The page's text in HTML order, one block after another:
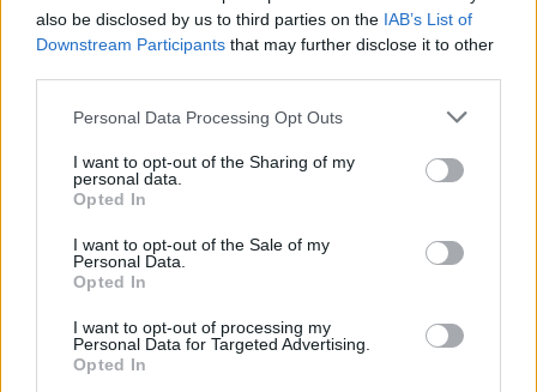
also be disclosed by us to third parties on the IAB’s List of
Downstream Participants that may further disclose it to other
Please note that this website/app uses one or more Google
not limited to your visit or usage behaviour. You may click to
grant or deny consent to Google and its third-party tags to
use your data for below specified purposes in below Google
consent section.
Personal Data Processing Opt Outs
I want to opt-out of the Sharing of my
personal data.
Opted In
I want to opt-out of the Sale of my
Personal Data.
Opted In
I want to opt-out of processing my
Personal Data for Targeted Advertising.
Opted In
tempóban emelkedik,
helyben, az egyetlen
kötelező biztosításának
forint fölé is nőhet. Ennek egyik oka a biztosítókra kivetett
újabb különadók, amit „nem hárítanak át a lakosságra”, mint
tudjuk. Csak valójában mégis. Akár 20 százalékkal, 50 ezer
forint fölé ugorhat a kötelező biztosítás éves átlagdíja, mondta
az RTL Klub Híradójának egy alkuszcég szakértője. Miután a
koronavírus járvány alatt hónapokig csökkentek a tarifák,